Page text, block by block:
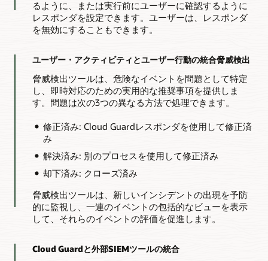
るように、または実行前にユーザーに確認するように
レスポンダを設定できます。ユーザーは、レスポンダ
を無効にすることもできます。
ユーザー・アクティビティとユーザー行動の統合脅威検出
脅威検出ツールは、危険なイベントを問題として特定
し、即時対応のための実用的な推奨事項を提供しま
す。問題は次の3つの異なる方法で処理できます。
修正済み: Cloud Guardレスポンダを使用して修正済
み
解決済み: 別のプロセスを使用して修正済み
却下済み: クローズ済み
脅威検出ツールは、新しいインシデントの出現を予防
的に監視し、一連のイベントの包括的なビューを表示
して、それらのイベントの評価を促進します。
Cloud Guardと外部SIEMツールの統合